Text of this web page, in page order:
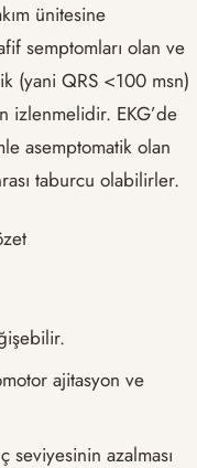
ünitesine
semptomları olan ve
(yani QRS <100 msn)
izlenmelidir. EKG’de
asemptomatik olan
taburcu olabilirler.
ajitasyon ve
azalması